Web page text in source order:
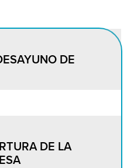
DE
DE LA